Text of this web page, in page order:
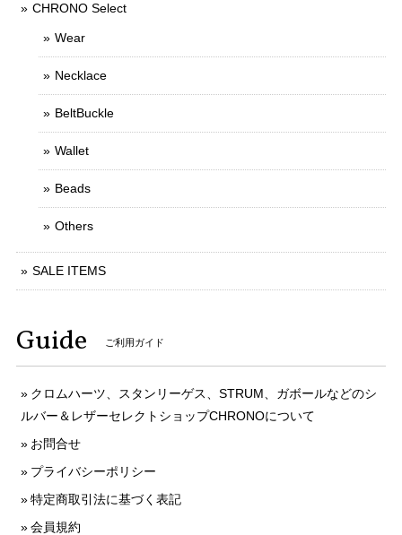
CHRONO Select
Wear
Necklace
BeltBuckle
Wallet
Beads
Others
SALE ITEMS
Guide ご利用ガイド
クロムハーツ、スタンリーゲス、STRUM、ガボールなどのシ
ルバー＆レザーセレクトショップCHRONOについて
お問合せ
プライバシーポリシー
特定商取引法に基づく表記
会員規約